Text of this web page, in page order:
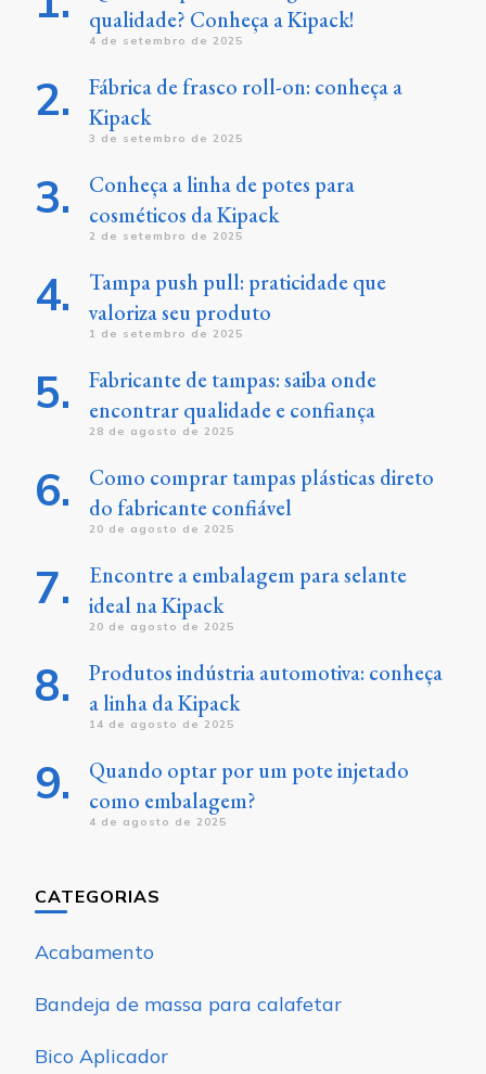
qualidade? Conheça a Kipack!
4 de setembro de 2025
Fábrica de frasco roll-on: conheça a
Kipack
3 de setembro de 2025
Conheça a linha de potes para
cosméticos da Kipack
2 de setembro de 2025
Tampa push pull: praticidade que
valoriza seu produto
1 de setembro de 2025
Fabricante de tampas: saiba onde
encontrar qualidade e confiança
28 de agosto de 2025
Como comprar tampas plásticas direto
do fabricante confiável
20 de agosto de 2025
Encontre a embalagem para selante
ideal na Kipack
20 de agosto de 2025
Produtos indústria automotiva: conheça
a linha da Kipack
14 de agosto de 2025
Quando optar por um pote injetado
como embalagem?
4 de agosto de 2025
CATEGORIAS
Acabamento
Bandeja de massa para calafetar
Bico Aplicador